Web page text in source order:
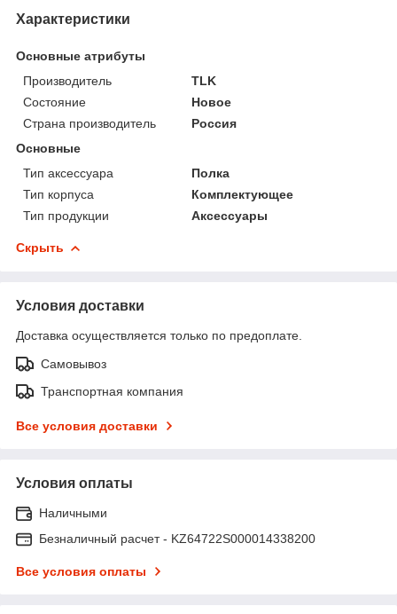
Характеристики
Основные атрибуты
Производитель
TLK
Состояние
Новое
Страна производитель
Россия
Основные
Тип аксессуара
Полка
Тип корпуса
Комплектующее
Тип продукции
Аксессуары
Скрыть
Условия доставки
Доставка осуществляется только по предоплате.
Самовывоз
Транспортная компания
Все условия доставки
Условия оплаты
Наличными
Безналичный расчет - KZ64722S000014338200
Все условия оплаты